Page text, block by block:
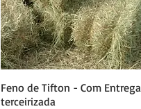
Visualização rápida
Feno de Tifton - Com Entrega
terceirizada